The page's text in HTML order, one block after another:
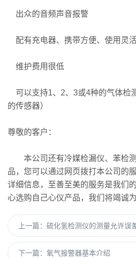
出众的音频声音报警
配有充电器、携带方便、使用灵
维护费用很低
可以支持1、2、3或4种的气体检
的传感器）
尊敬的客户：
本公司还有冷媒检漏仪、苯检测
品，您可以通过网页拨打本公司的
详细信息，至善至美的服务是我们
心选购自己心仪产品，我们将竭诚为
上一篇： 硫化氢检测仪的测量允许误
下一篇： 氧气报警器基本介绍